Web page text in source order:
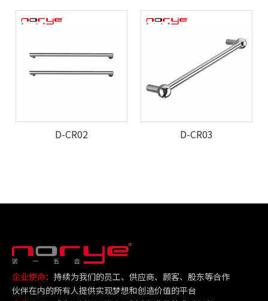
D-CR02 D-CR03
企业使命： 持续为我们的员工、供应商、顾客、股东等合作
伙伴在内的所有人提供实现梦想和创造价值的平台